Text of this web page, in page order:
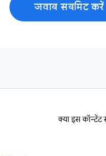
जवाब सबमिट करें
क्या इस